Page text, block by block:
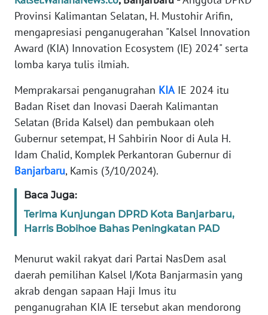
Provinsi Kalimantan Selatan, H. Mustohir Arifin,
mengapresiasi penganugerahan "Kalsel Innovation
Award (KIA) Innovation Ecosystem (IE) 2024" serta
lomba karya tulis ilmiah.
Memprakarsai penganugrahan KIAIE 2024 itu
Badan Riset dan Inovasi Daerah Kalimantan
Selatan (Brida Kalsel) dan pembukaan oleh
Gubernur setempat, H Sahbirin Noor di Aula H.
Idam Chalid, Komplek Perkantoran Gubernur di
Banjarbaru, Kamis (3/10/2024).
Baca Juga:
Terima Kunjungan DPRD Kota Banjarbaru,
Harris Bobihoe Bahas Peningkatan PAD
Menurut wakil rakyat dari Partai NasDem asal
daerah pemilihan Kalsel I/Kota Banjarmasin yang
akrab dengan sapaan Haji Imus itu
penganugrahan KIA IE tersebut akan mendorong
KARIR
DISCLAIMER
Wahana
Regional
WN
SUMUT
WN
JAKARTA
JABAR
WN